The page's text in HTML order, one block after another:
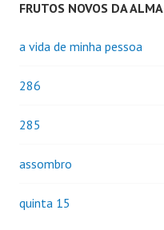
FRUTOS NOVOS DA ALMA
a vida de minha pessoa
286
285
assombro
quinta 15